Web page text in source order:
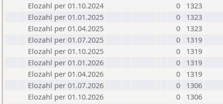
Elozahl per 01.10.2024
0
1323
Elozahl per 01.01.2025
0
1323
Elozahl per 01.04.2025
0
1323
Elozahl per 01.07.2025
0
1319
Elozahl per 01.10.2025
0
1319
Elozahl per 01.01.2026
0
1319
Elozahl per 01.04.2026
0
1319
Elozahl per 01.07.2026
0
1306
Elozahl per 01.10.2026
0 1306